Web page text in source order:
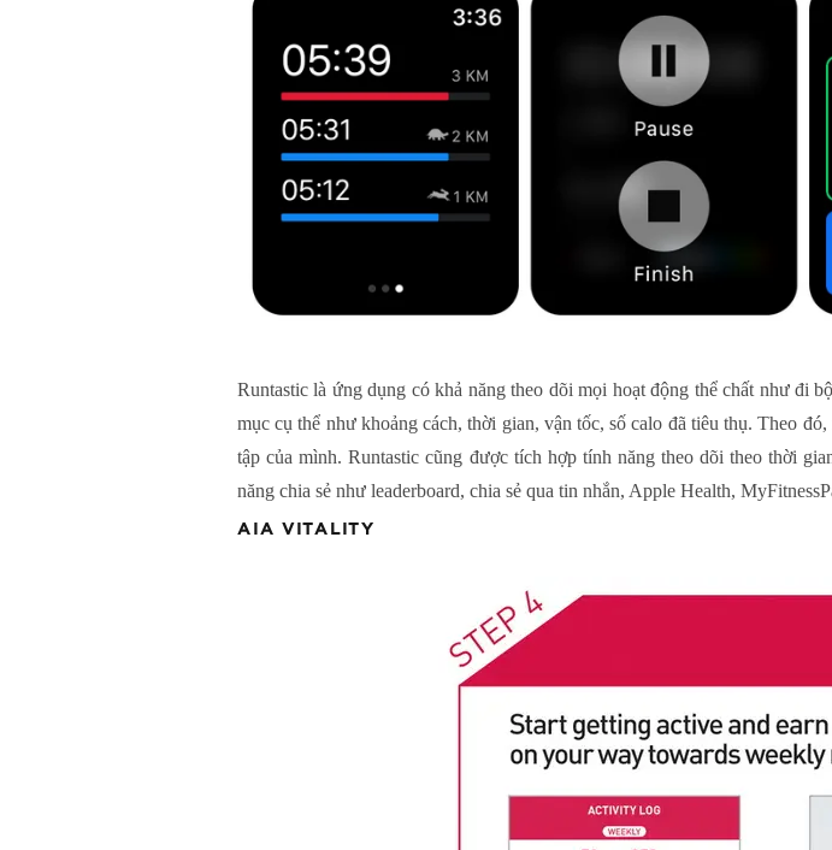
Runtastic là ứng dụng có khả năng theo dõi mọi hoạt động thể chất như đi
mục cụ thể như khoảng cách, thời gian, vận tốc, số calo đã tiêu thụ. Theo
tập của mình. Runtastic cũng được tích hợp tính năng theo dõi theo thời
năng chia sẻ như leaderboard, chia sẻ qua tin nhắn, Apple Health,
AIA VITALITY